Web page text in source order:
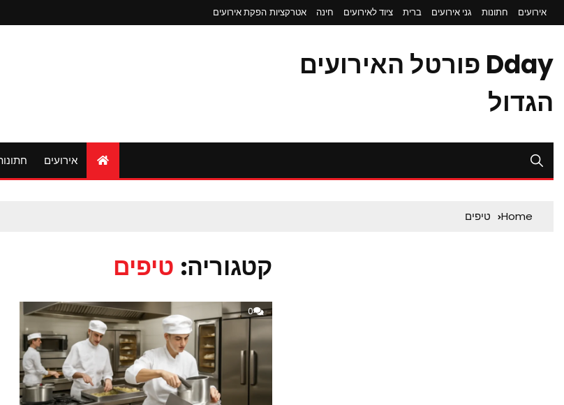
אירועים חתונות גני אירועים ברית ציוד לאירועים חינה אטרקציות הפקת אירועים
Dday פורטל האירועים
הגדול
אירועים
Home טיפים
קטגוריה: טיפים
0